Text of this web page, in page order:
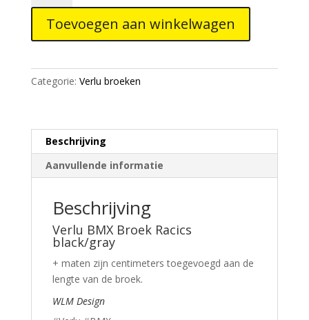
Broek
Racics
black/gray
Toevoegen aan winkelwagen
Categorie: Verlu broeken
Beschrijving
Aanvullende informatie
Beschrijving
Verlu BMX Broek Racics
black/gray
+ maten zijn centimeters toegevoegd aan de
lengte van de broek.
WLM Design